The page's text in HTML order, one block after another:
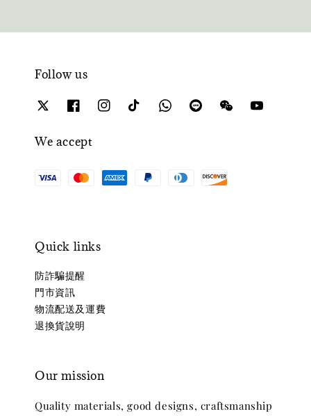
Follow us
We accept
Quick links
防詐騙提醒
門市資訊
物流配送及運費
退換貨說明
Our mission
Quality materials, good designs, craftsmanship